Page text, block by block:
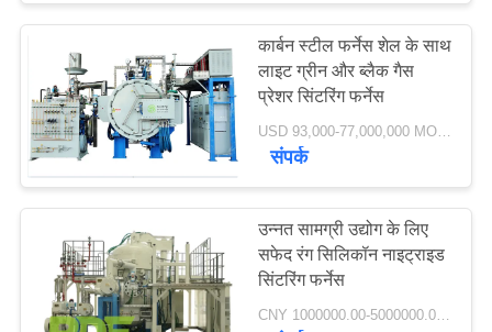
वैक्यूम हीट ट्रीटमेंट फर्नेस
43
कार्बन स्टील फर्नेस शेल के साथ
लाइट ग्रीन और ब्लैक गैस
प्रेशर सिंटरिंग फर्नेस
USD 93,000-77,000,000 MOQ:1 सेट
संपर्क
उन्नत सामग्री उद्योग के लिए
सफेद रंग सिलिकॉन नाइट्राइड
सिंटरिंग फर्नेस
CNY 1000000.00-5000000.00 MOQ:1 सेट